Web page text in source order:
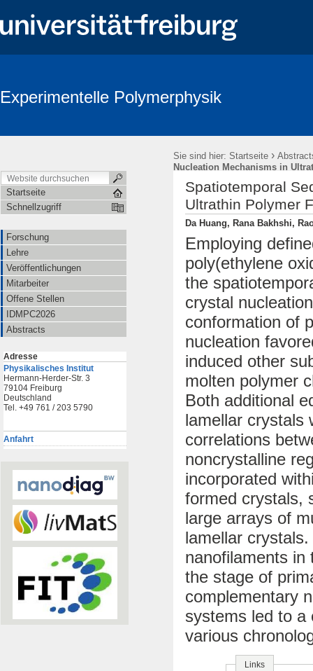
Experimentelle Polymerphysik
Sie sind hier: Startseite ›
Nucleation Mechanisms in
Startseite
Schnellzugriff
Forschung
Lehre
Veröffentlichungen
Mitarbeiter
Offene Stellen
IDMPC2026
Abstracts
Adresse
Physikalisches Institut
Hermann-Herder-Str. 3
79104 Freiburg
Deutschland
Tel. +49 761 / 203 5790
Anfahrt
Spatiotemporal
Ultrathin Polymer
Da Huang, Rana Bakhshi,
Employing
poly(ethylene
the
crystal
conformation of
nucleation
induced other
molten polymer
Both additional
lamellar crystals
correlations
noncrystalline
incorporated
formed crystals,
large arrays of
lamellar
nanofilaments in
the stage of
complementary
systems led to a
various
Links